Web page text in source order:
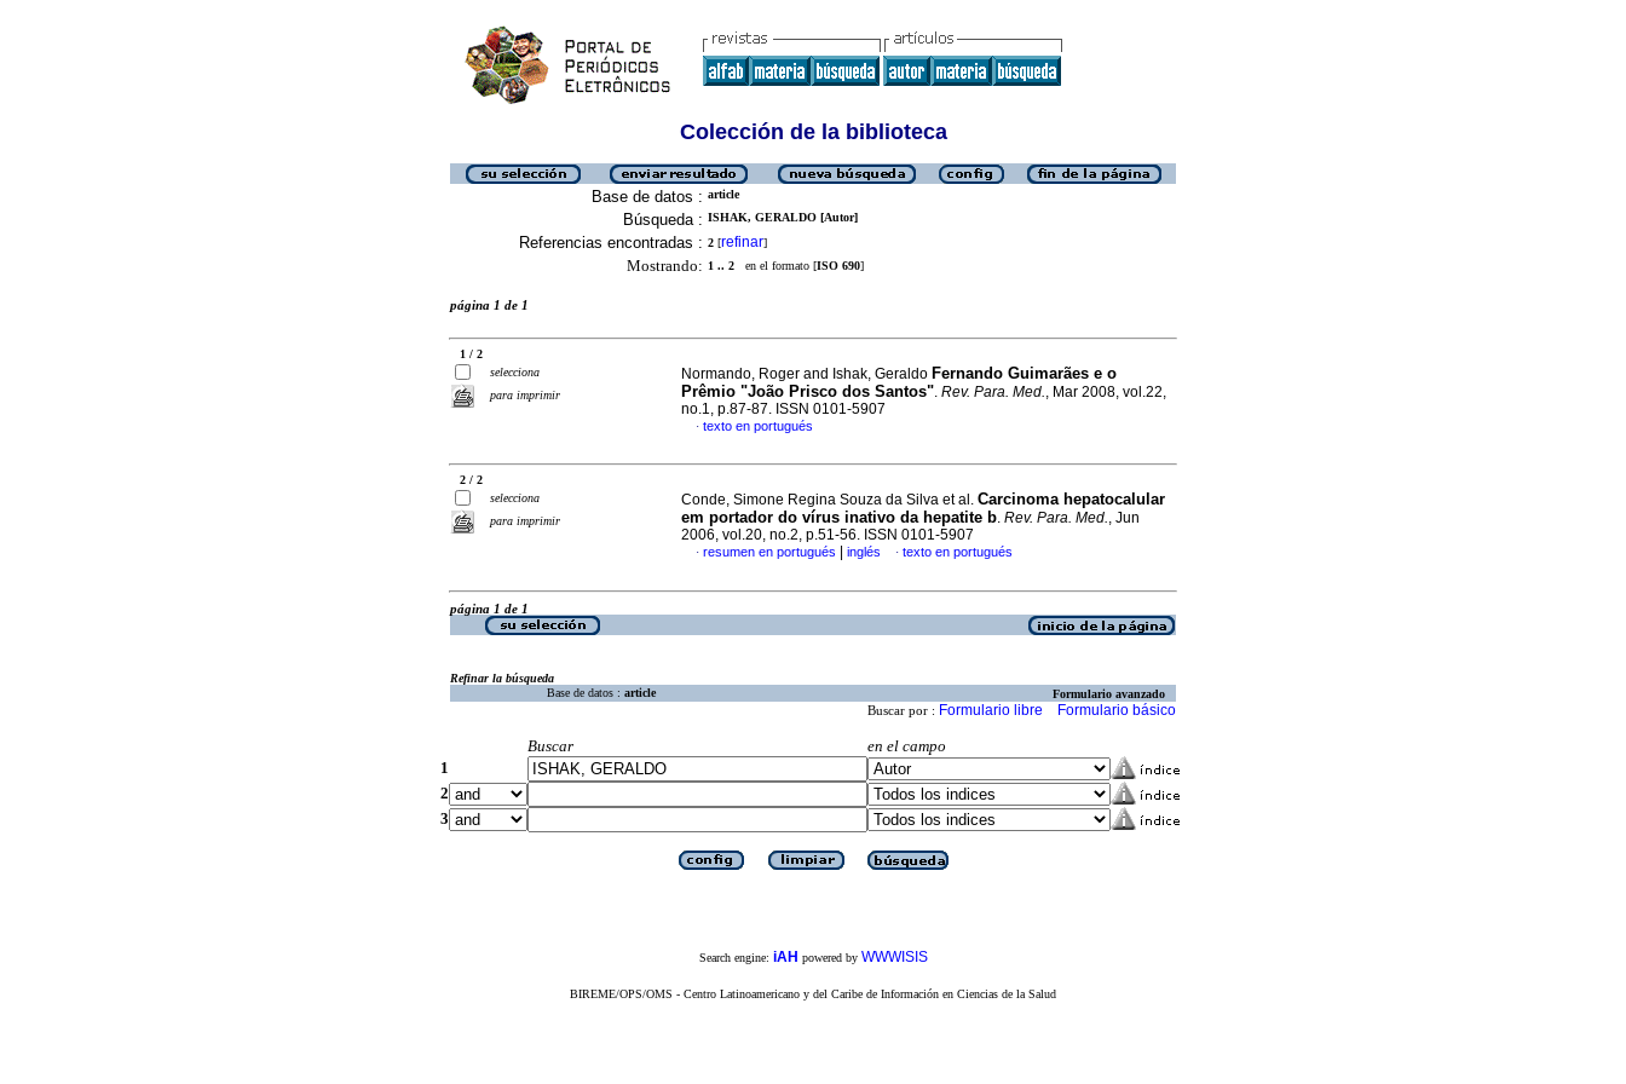
Colección de la biblioteca
Base de datos : article
Búsqueda : ISHAK, GERALDO [Autor]
Referencias encontradas : 2 [refinar]
Mostrando: 1 .. 2 en el formato [ISO 690]
página 1 de 1
1 / 2
selecciona
para imprimir
Normando, Roger and Ishak, Geraldo Fernando Guimarães e o
Prêmio "João Prisco dos Santos". Rev. Para. Med., Mar 2008, vol.22,
no.1, p.87-87. ISSN 0101-5907
· texto en portugués
2 / 2
selecciona
para imprimir
Conde, Simone Regina Souza da Silva et al. Carcinoma hepatocalular
em portador do vírus inativo da hepatite b. Rev. Para. Med., Jun
2006, vol.20, no.2, p.51-56. ISSN 0101-5907
· resumen en portugués inglés · texto en portugués
página 1 de 1
Refinar la búsqueda
Base de datos : article Formulario avanzado
Buscar por : Formulario libre Formulario básico
Buscar
en el campo
1
2
3
Search engine: iAH powered by WWWISIS
BIREME/OPS/OMS - Centro Latinoamericano y del Caribe de Información en Ciencias de la Salud